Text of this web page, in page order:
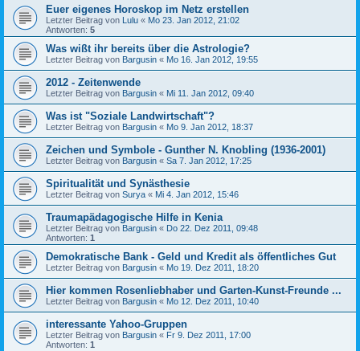
Euer eigenes Horoskop im Netz erstellen
Letzter Beitrag von Lulu « Mo 23. Jan 2012, 21:02
Antworten: 5
Was wißt ihr bereits über die Astrologie?
Letzter Beitrag von Bargusin « Mo 16. Jan 2012, 19:55
2012 - Zeitenwende
Letzter Beitrag von Bargusin « Mi 11. Jan 2012, 09:40
Was ist "Soziale Landwirtschaft"?
Letzter Beitrag von Bargusin « Mo 9. Jan 2012, 18:37
Zeichen und Symbole - Gunther N. Knobling (1936-2001)
Letzter Beitrag von Bargusin « Sa 7. Jan 2012, 17:25
Spiritualität und Synästhesie
Letzter Beitrag von Surya « Mi 4. Jan 2012, 15:46
Traumapädagogische Hilfe in Kenia
Letzter Beitrag von Bargusin « Do 22. Dez 2011, 09:48
Antworten: 1
Demokratische Bank - Geld und Kredit als öffentliches Gut
Letzter Beitrag von Bargusin « Mo 19. Dez 2011, 18:20
Hier kommen Rosenliebhaber und Garten-Kunst-Freunde ...
Letzter Beitrag von Bargusin « Mo 12. Dez 2011, 10:40
interessante Yahoo-Gruppen
Letzter Beitrag von Bargusin « Fr 9. Dez 2011, 17:00
Antworten: 1